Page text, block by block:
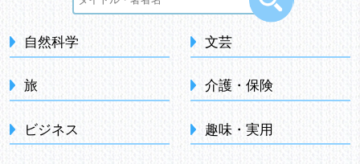
自然科学
旅
ビジネス
文芸
介護・保険
趣味・実用